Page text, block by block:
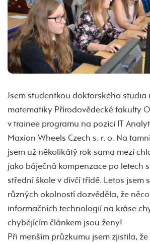
Jsem studentkou doktorského studia
matematiky Přírodovědecké fakulty
v trainee programu na pozici IT
Maxion Wheels Czech s. r. o. Na
jsem už několikátý rok sama mezi
jako báječná kompenzace po letech
střední škole v dívčí třídě. Letos jsem
různých okolností dozvěděla, že
informačních technologií na kráse
chybějícím článkem jsou ženy!
Při menším průzkumu jsem zjistila,